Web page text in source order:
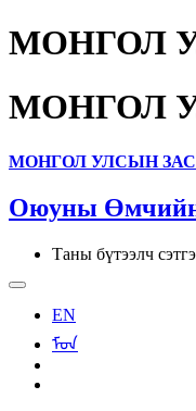
МОНГОЛ
МОНГОЛ
МОНГОЛ УЛСЫН
Оюуны Өмчийн
Таны бүтээлч
EN
ᠮᠣᠨ